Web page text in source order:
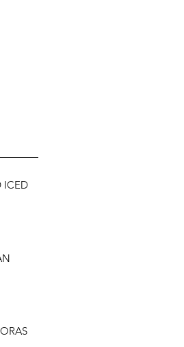
ICED